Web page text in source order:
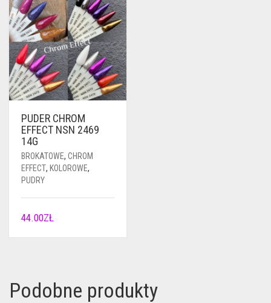
PUDER CHROM
EFFECT NSN 2469
14G
BROKATOWE, CHROM
EFFECT, KOLOROWE,
PUDRY
44.00ZŁ
Podobne produkty